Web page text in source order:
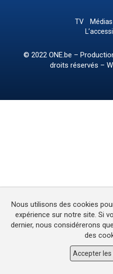
TV Médias
© 2022 ONE.be –
droits réservés –
Nous utilisons des cookies
expérience sur notre site. Si
dernier, nous considérerons
des
Accepter les